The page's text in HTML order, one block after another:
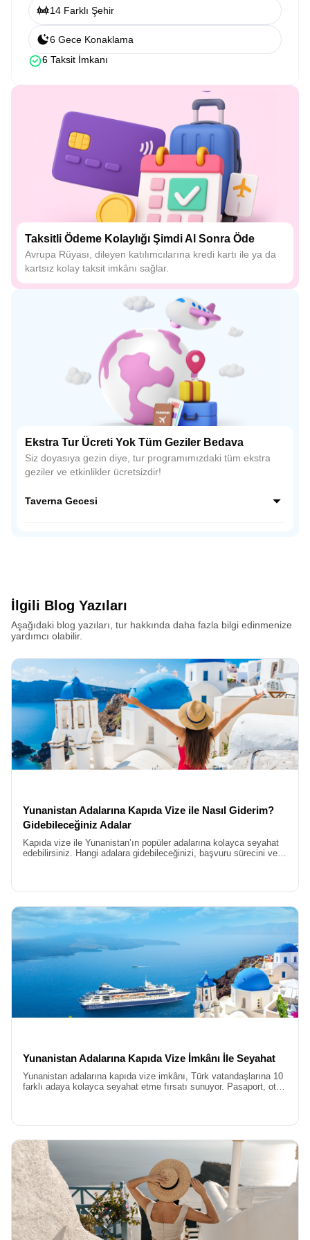
14 Farklı Şehir
6 Gece Konaklama
6 Taksit İmkanı
Taksitli Ödeme Kolaylığı Şimdi Al Sonra Öde
Avrupa Rüyası, dileyen katılımcılarına kredi kartı ile ya da
kartsız kolay taksit imkânı sağlar.
Ekstra Tur Ücreti Yok Tüm Geziler Bedava
Siz doyasıya gezin diye, tur programımızdaki tüm ekstra
geziler ve etkinlikler ücretsizdir!
Taverna Gecesi
yerel içecek ve lezzet ikramlarıyla tamamlanarak, Atina'daki
tatilinizin en unutulmaz anılarından biri haline gelecek!
İlgili Blog Yazıları
Aşağıdaki blog yazıları, tur hakkında daha fazla bilgi edinmenize
yardımcı olabilir.
Yunanistan Adalarına Kapıda Vize ile Nasıl Giderim?
Gidebileceğiniz Adalar
Kapıda vize ile Yunanistan’ın popüler adalarına kolayca seyahat
edebilirsiniz. Hangi adalara gidebileceğinizi, başvuru sürecini ve
Yunanistan Adalarına Kapıda Vize İmkânı İle Seyahat
Yunanistan adalarına kapıda vize imkânı, Türk vatandaşlarına 10
farklı adaya kolayca seyahat etme fırsatı sunuyor. Pasaport, otel